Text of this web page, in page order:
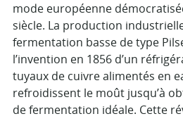
mode européenne
siècle. La production
fermentation basse de type
l’invention en 1856 d’un
tuyaux de cuivre alimentés en
refroidissent le moût jusqu’à
de fermentation idéale. Cette